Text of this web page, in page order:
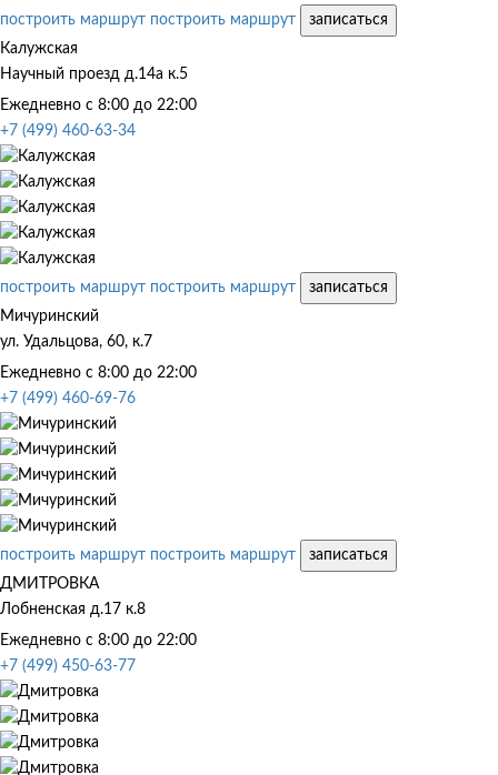
построить маршрут построить маршрут
записаться
Калужская
Научный проезд д.14а к.5
Ежедневно с 8:00 до 22:00
+7 (499) 460-63-34
построить маршрут построить маршрут
записаться
Мичуринский
ул. Удальцова, 60, к.7
Ежедневно с 8:00 до 22:00
+7 (499) 460-69-76
построить маршрут построить маршрут
записаться
ДМИТРОВКА
Лобненская д.17 к.8
Ежедневно с 8:00 до 22:00
+7 (499) 450-63-77